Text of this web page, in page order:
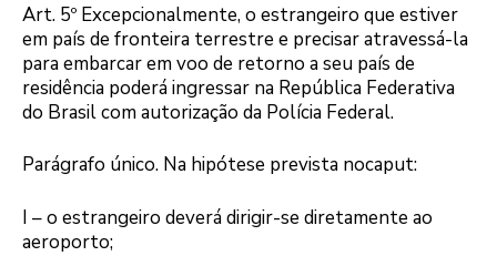
Art. 5º Excepcionalmente, o estrangeiro que estiver
em país de fronteira terrestre e precisar atravessá-la
para embarcar em voo de retorno a seu país de
residência poderá ingressar na República Federativa
do Brasil com autorização da Polícia Federal.
Parágrafo único. Na hipótese prevista nocaput:
I – o estrangeiro deverá dirigir-se diretamente ao
aeroporto;